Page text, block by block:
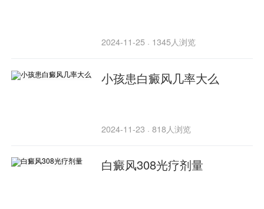
2024-11-25 · 1345人浏览
小孩患白癜风几率大么
2024-11-23 · 818人浏览
白癜风308光疗剂量